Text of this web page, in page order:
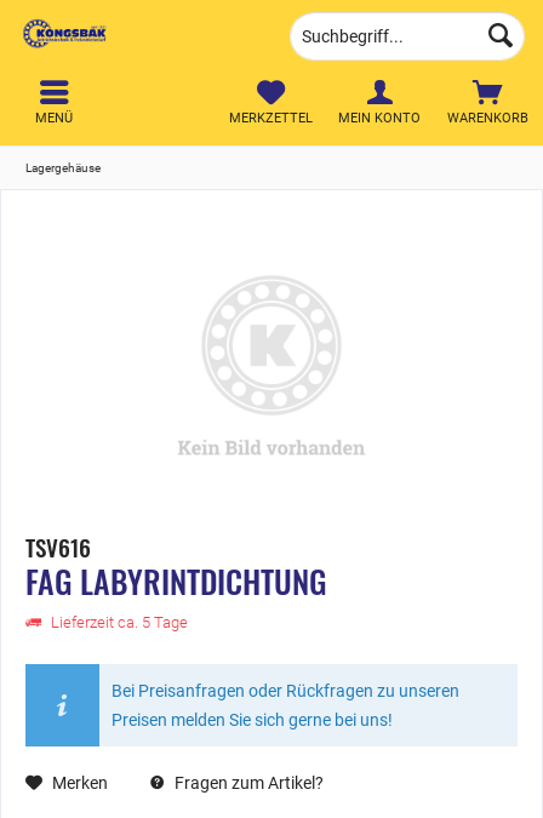
WARENKORB
MERKZETTEL MEIN KONTO
MENÜ
Lagergehäuse
TSV616
FAG LABYRINTDICHTUNG
Lieferzeit ca. 5 Tage
Bei Preisanfragen oder Rückfragen zu unseren
Preisen melden Sie sich gerne bei uns!
Merken Fragen zum Artikel?